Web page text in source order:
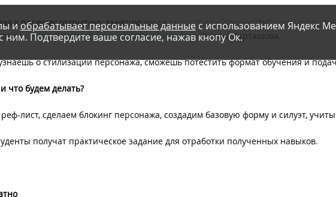
к первому открытому занятию курсаhttps://bit.ly/2Qg9uLQ">"https://bit.ly/
— https://www.artstation.com/annkartashova">Анна Карташова.
о стилизации персонажа, сможешь потестить формат обучения и
что будем делать?
лист, сделаем блокинг персонажа, создадим базовую форму и силуэт,
получат практическое задание для отработки полученных навыков.
иобрабатывает персональные данныес использованием Яндекс
ним. Подтвердите ваше согласие, нажав кнопу Ок.